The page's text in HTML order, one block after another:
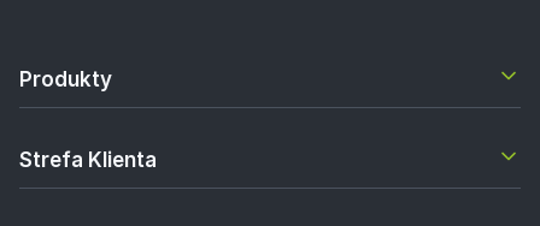
Produkty
Strefa Klienta